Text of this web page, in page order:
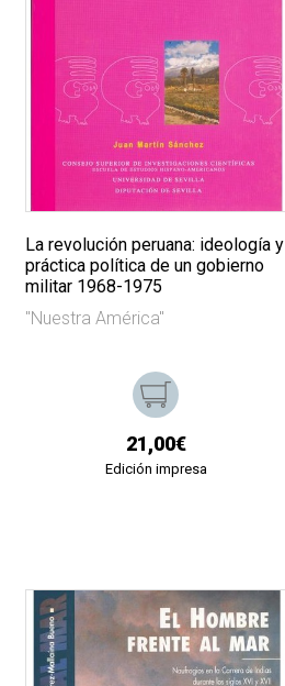
La revolución peruana: ideología y
práctica política de un gobierno
militar 1968-1975
"Nuestra América"
21,00€
Edición impresa